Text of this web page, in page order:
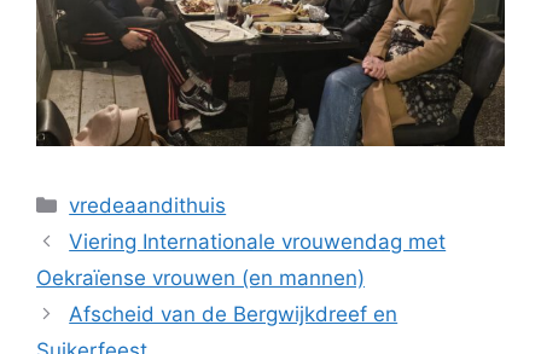
Categorieën
vredeaandithuis
Viering Internationale vrouwendag met
Oekraïense vrouwen (en mannen)
Afscheid van de Bergwijkdreef en